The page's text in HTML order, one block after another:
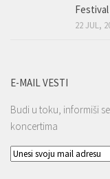
22 JUL,
E-MAIL VESTI
Budi u toku, informiši
koncertima